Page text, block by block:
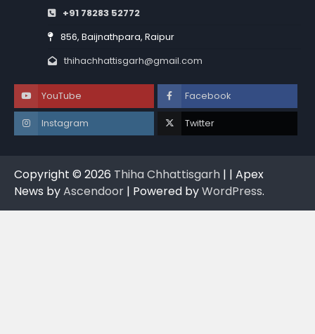
+91 78283 52772
856, Baijnathpara, Raipur
thihachhattisgarh@gmail.com
YouTube Facebook
Instagram Twitter
Copyright © 2026 Thiha Chhattisgarh | | Apex
News byAscendoor | Powered byWordPress.